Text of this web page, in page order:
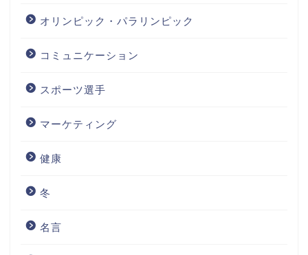
オリンピック・パラリンピック
コミュニケーション
スポーツ選手
マーケティング
健康
冬
名言